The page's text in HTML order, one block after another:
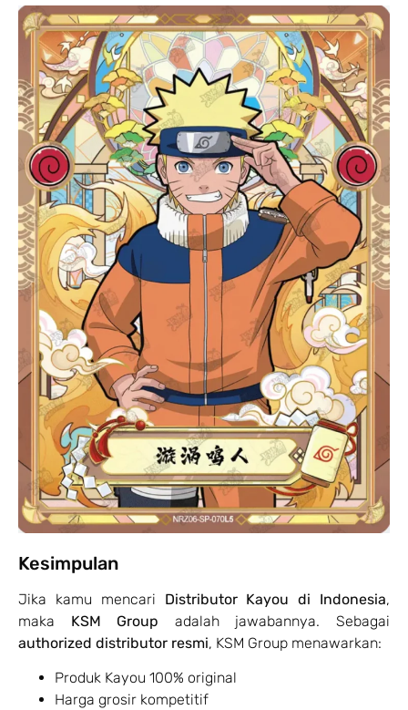
Kesimpulan
Jika kamu mencari Distributor Kayou di Indonesia,
maka KSM Group adalah jawabannya. Sebagai
authorized distributor resmi, KSM Group menawarkan:
Produk Kayou 100% original
Harga grosir kompetitif